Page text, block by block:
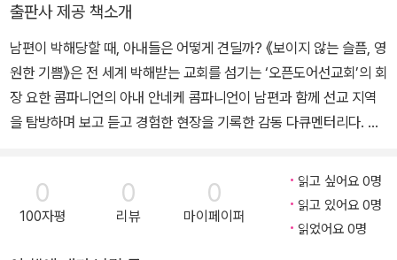
출판사 제공 책소개
남편이 박해당할 때, 아내들은 어떻게 견딜까? 《보이지 않는 슬픔, 영
원한 기쁨》은 전 세계 박해받는 교회를 섬기는 ‘오픈도어선교회’의 회
장 요한 콤파니언의 아내 안네케 콤파니언이 남편과 함께 선교 지역
을 탐방하며 보고 듣고 경험한 현장을 기록한 감동 다큐멘터리다. 저
사이 자살한 사건에 큰 충격을 받는다. 이를 계기로 사역자 아내들의
고통을 깨닫고 전 세계에 경종을 울려야겠다고 결심한다. 이 책은 저
자가 자신의 깨달음을 동시대인들과 함께 호흡해 더 나은 동역자로
0
100자평
0
리뷰
0
마이페이퍼
읽고 싶어요 0명
읽고 있어요 0명
읽었어요 0명